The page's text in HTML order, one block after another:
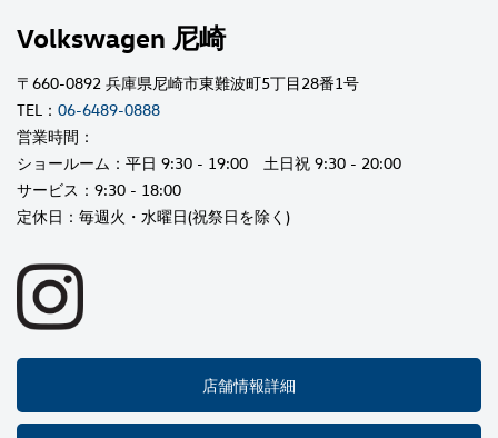
Volkswagen 尼崎
〒660-0892 兵庫県尼崎市東難波町5丁目28番1号
TEL： 06-6489-0888
営業時間：
ショールーム：平日 9:30 - 19:00 土日祝 9:30 - 20:00
サービス：9:30 - 18:00
定休日：毎週火・水曜日(祝祭日を除く)
店舗情報詳細